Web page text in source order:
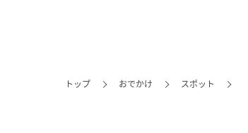
トップ おでかけ スポット